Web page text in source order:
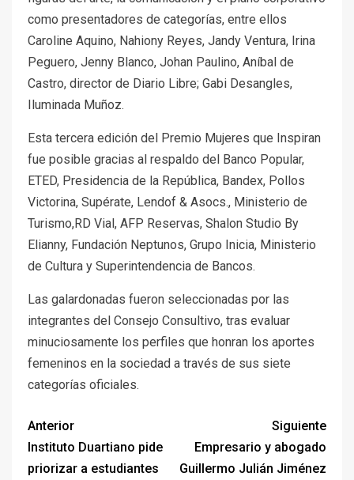
como presentadores de categorías, entre ellos
Caroline Aquino, Nahiony Reyes, Jandy Ventura, Irina
Peguero, Jenny Blanco, Johan Paulino, Aníbal de
Castro, director de Diario Libre; Gabi Desangles,
Iluminada Muñoz.
Esta tercera edición del Premio Mujeres que Inspiran
fue posible gracias al respaldo del Banco Popular,
ETED, Presidencia de la República, Bandex, Pollos
Victorina, Supérate, Lendof & Asocs., Ministerio de
Turismo,RD Vial, AFP Reservas, Shalon Studio By
Elianny, Fundación Neptunos, Grupo Inicia, Ministerio
de Cultura y Superintendencia de Bancos.
Las galardonadas fueron seleccionadas por las
integrantes del Consejo Consultivo, tras evaluar
minuciosamente los perfiles que honran los aportes
femeninos en la sociedad a través de sus siete
categorías oficiales.
Anterior
Instituto Duartiano pide
priorizar a estudiantes
Siguiente
Empresario y abogado
Guillermo Julián Jiménez